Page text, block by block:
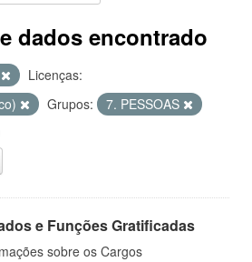
dados encontrado
Licenças:
Grupos:
7. PESSOAS
e Funções Gratificadas
sobre os Cargos